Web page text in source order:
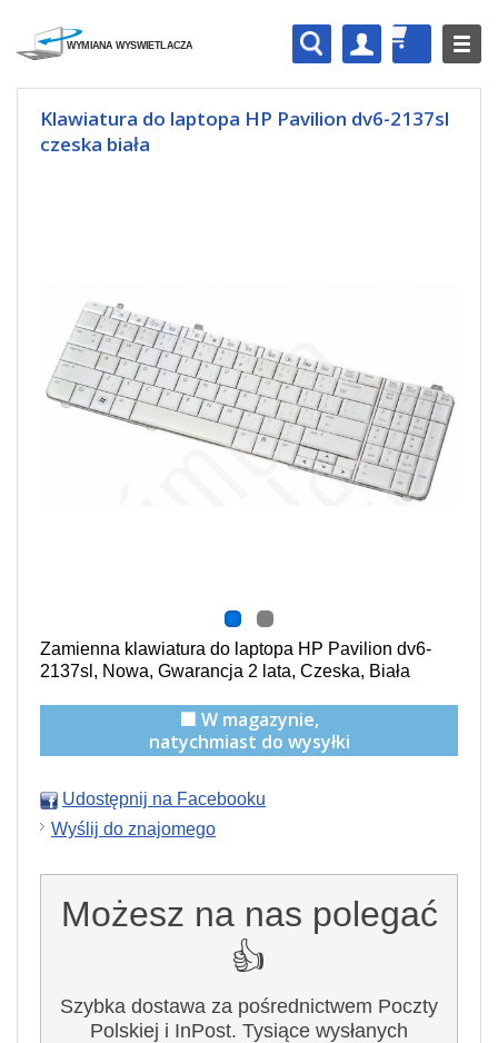
Klawiatura do laptopa HP Pavilion dv6-2137sl
czeska biała
Zamienna klawiatura do laptopa HP Pavilion dv6-
2137sl, Nowa, Gwarancja 2 lata, Czeska, Biała
🟩 W magazynie,
natychmiast do wysyłki
Udostępnij na Facebooku
Wyślij do znajomego
Możesz na nas polegać
👍
Szybka dostawa za pośrednictwem Poczty
Polskiej i InPost. Tysiące wysłanych